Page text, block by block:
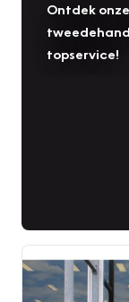
Ontdek
topservice!